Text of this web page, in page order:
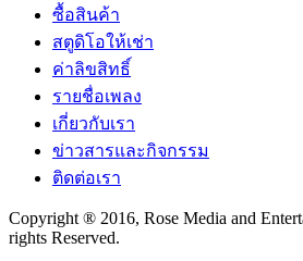
ซื้อสินค้า
สตูดิโอให้เช่า
ค่าลิขสิทธิ์
รายชื่อเพลง
เกี่ยวกับเรา
ข่าวสารและกิจกรรม
ติดต่อเรา
Copyright ® 2016, Rose Media and
rights Reserved.